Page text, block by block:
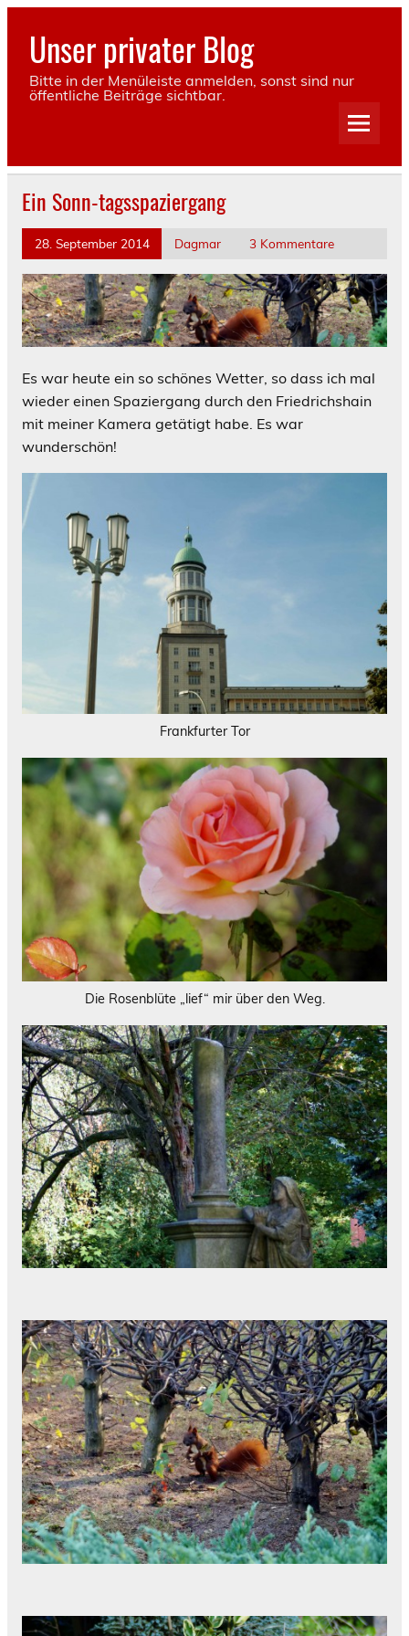
Skip
contentUnser privater Blog
Bitte in der Menüleiste anmelden, sonst sind nur
öffentliche Beiträge sichtbar.
Ein Sonn-tagsspaziergang
28. September 2014 Dagmar 3 Kommentare
Es war heute ein so schönes Wetter, so dass ich mal
wieder einen Spaziergang durch den Friedrichshain
mit meiner Kamera getätigt habe. Es war
wunderschön!
Frankfurter Tor
Die Rosenblüte „lief“ mir über den Weg.